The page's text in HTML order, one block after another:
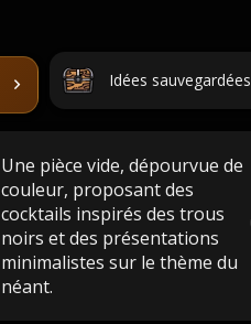
Idées sauvegardées
Une pièce vide, dépourvue de
couleur, proposant des
cocktails inspirés des trous
noirs et des présentations
minimalistes sur le thème du
néant.